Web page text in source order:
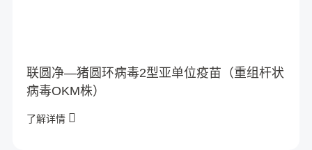
联圆净—猪圆环病毒2型亚单位疫苗（重组杆状
病毒OKM株）
了解详情